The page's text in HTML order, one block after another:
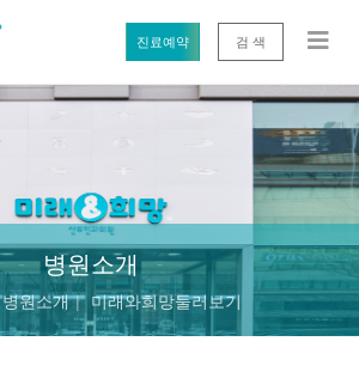
진료예약 검 색
병원소개
병원소개 미래와희망둘러보기